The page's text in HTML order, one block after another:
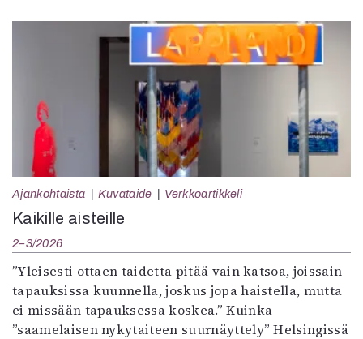
Ajankohtaista Kuvataide Verkkoartikkeli
Kaikille aisteille
2–3/2026
”Yleisesti ottaen taidetta pitää vain katsoa, joissain
tapauksissa kuunnella, joskus jopa haistella, mutta
ei missään tapauksessa koskea.” Kuinka
”saamelaisen nykytaiteen suurnäyttely” Helsingissä